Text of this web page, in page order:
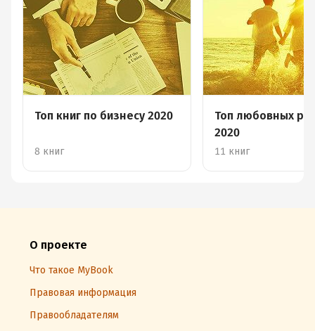
Топ книг по бизнесу 2020
8 книг
Топ любовных
2020
11 книг
О проекте
Что такое MyBook
Правовая информация
Правообладателям